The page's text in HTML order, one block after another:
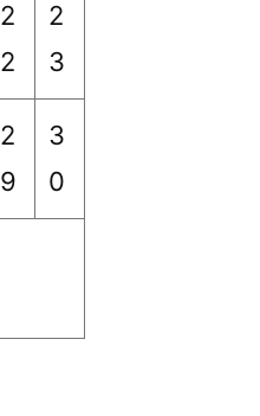
2
2
2
3
2
9
3
0